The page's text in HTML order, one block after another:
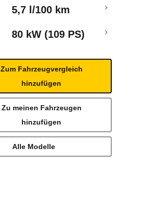
5,7 l/100 km
80 kW (109 PS)
Zum Fahrzeugvergleich
hinzufügen
Zu meinen Fahrzeugen
hinzufügen
Alle Modelle